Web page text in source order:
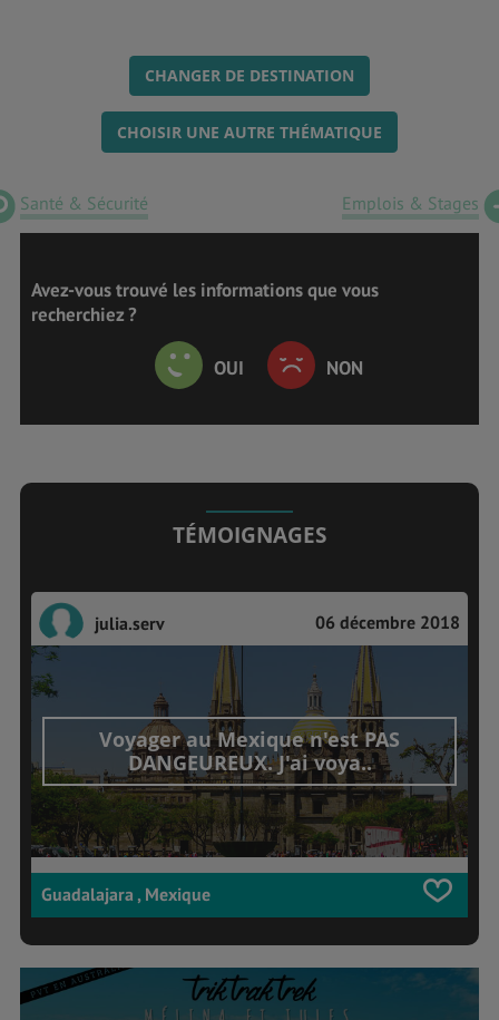
CHANGER DE DESTINATION
CHOISIR UNE AUTRE THÉMATIQUE
Santé & Sécurité Emplois & Stages
Avez-vous trouvé les informations que vous
recherchiez ?
OUI NON
TÉMOIGNAGES
julia.serv 06 décembre 2018
Voyager au Mexique n'est PAS
DANGEUREUX. J'ai voya..
Guadalajara , Mexique